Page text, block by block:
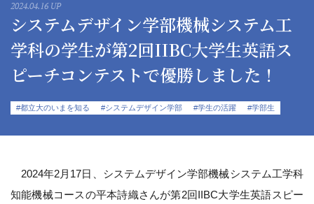
2024.04.16 UP
システムデザイン学部機械システム工
学科の学生が第2回IIBC大学生英語ス
ピーチコンテストで優勝しました！
#都立大のいまを知る #システムデザイン学部 #学生の活躍 #学部生
2024年2月17日、システムデザイン学部機械システム工学科
知能機械コースの平本詩織さんが第2回IIBC大学生英語スピー